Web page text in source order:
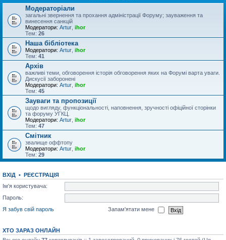
Модераторіали
загальні звернення та прохання адміністрації Форуму; зауваження та
винесення санкцій
Модератори: Artur ihor
Тем: 26
Наша бібліотека
Модератори: Artur ihor
Тем: 41
Архів
важливі теми, обговорення історія обговорення яких на Форумі варта уваги.
Дискусії заборонені
Модератори: Artur ihor
Тем: 45
Зауваги та пропозиції
щодо вигляду, функціональності, наповнення, зручності офіційної сторінки
та форуму УГКЦ.
Модератори: Artur ihor
Тем: 47
Смітник
звалище оффтопу
Модератори: Artur ihor
Тем: 29
ВХІД • РЕЄСТРАЦІЯ
Ім'я користувача:
Пароль:
Я забув свій пароль
Запам'ятати мене
ХТО ЗАРАЗ ОНЛАЙН